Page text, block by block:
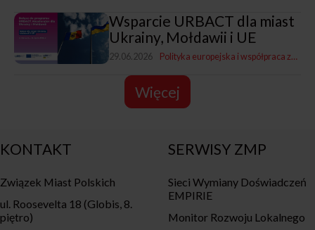
Wsparcie URBACT dla miast
Ukrainy, Mołdawii i UE
29.06.2026 Polityka europejska i współpraca zagraniczna
Więcej
KONTAKT
Związek Miast Polskich
ul. Roosevelta 18 (Globis, 8.
piętro)
SERWISY ZMP
Sieci Wymiany Doświadczeń
EMPIRIE
Monitor Rozwoju Lokalnego